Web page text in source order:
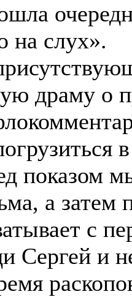
на слух».
драму о
показом
а затем
с
Сергей и